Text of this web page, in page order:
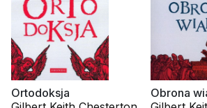
Ortodoksja
Obrona